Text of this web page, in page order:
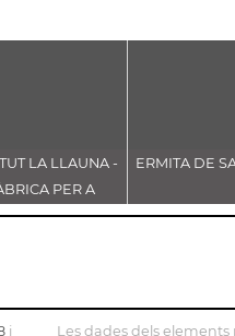
LA LLAUNA -
PER A
DE
ERMITA DE
i Les dades dels